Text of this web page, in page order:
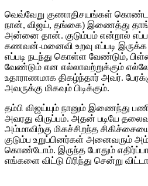
வெவ்வேறு குணாதிசயங்கள் கொண்ட
நான், விஜய், தங்கை) இணைத்து
அன்னை தான். குடும்பம் என்றால்
கணவன்-மனைவி உறவு எப்படி
எப்படி நடந்து கொள்ள வேண்டும்,
வேண்டும் என எல்லாவற்றுக்கும்
உதாராணமாக திகழ்ந்தார் அவர்.
அவருக்கு மிகவும் பிடிக்கும்.
தம்பி விஜய்யும் நானும் இணைந்து
அவரது விருப்பம். அதன் படியே
அம்மாவிற்கு மிகச்சிறந்த
குடும்ப உறுப்பினர்கள் அனைவரும்
கொண்டோம். இருந்த போதும்
எங்களை விட்டு பிரிந்து சென்று